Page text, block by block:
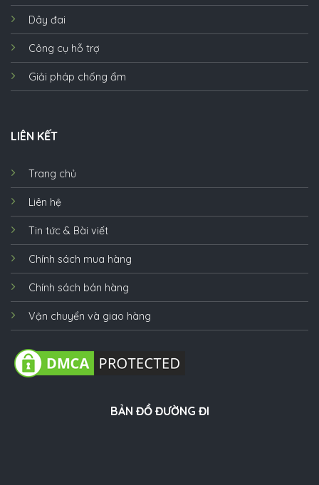
Dây đai
Công cụ hỗ trợ
Giải pháp chống ẩm
LIÊN KẾT
Trang chủ
Liên hệ
Tin tức & Bài viết
Chính sách mua hàng
Chính sách bán hàng
Vận chuyển và giao hàng
BẢN ĐỒ ĐƯỜNG ĐI